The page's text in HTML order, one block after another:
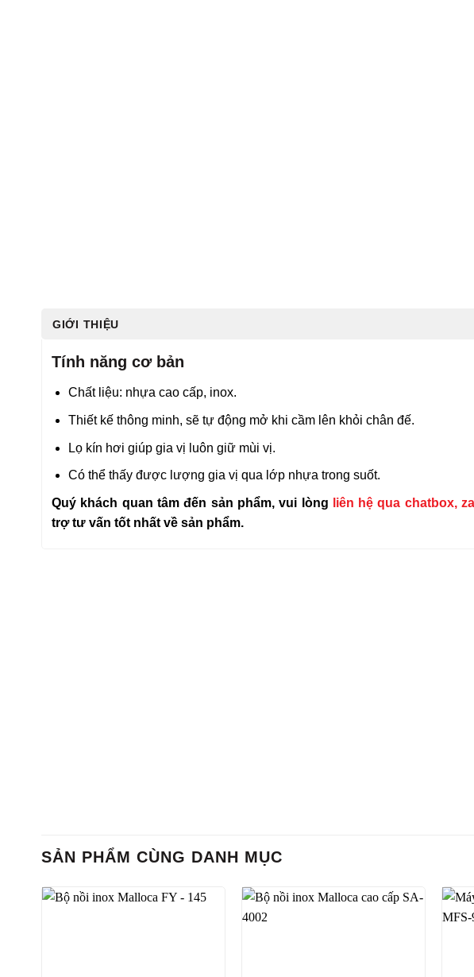
GIỚI THIỆU
Tính năng cơ bản
Chất liệu: nhựa cao cấp, inox.
Thiết kế thông minh, sẽ tự động mở khi cầm lên khỏi chân đế.
Lọ kín hơi giúp gia vị luôn giữ mùi vị.
Có thể thấy được lượng gia vị qua lớp nhựa trong suốt.
Quý khách quan tâm đến sản phẩm, vui lòng liên hệ qua chatbox,
trợ tư vấn tốt nhất về sản phẩm.
SẢN PHẨM CÙNG DANH MỤC